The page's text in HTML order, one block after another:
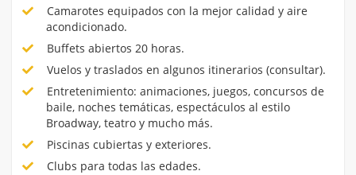
Camarotes equipados con la mejor calidad y aire
acondicionado.
Buffets abiertos 20 horas.
Vuelos y traslados en algunos itinerarios (consultar).
Entretenimiento: animaciones, juegos, concursos de
baile, noches temáticas, espectáculos al estilo
Broadway, teatro y mucho más.
Piscinas cubiertas y exteriores.
Clubs para todas las edades.